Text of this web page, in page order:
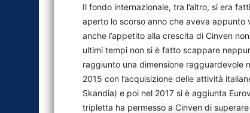
Il fondo internazionale, tra l’altro, si era
aperto lo scorso anno che aveva appunto
anche l’appetito alla crescita di Cinven
ultimi tempi non si è fatto scappare
raggiunto una dimensione ragguardevole
2015 con l’acquisizione delle attività
Skandia) e poi nel 2017 si è aggiunta
tripletta ha permesso a Cinven di